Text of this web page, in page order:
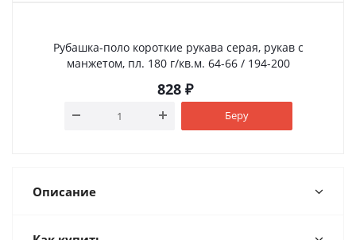
Рубашка-поло короткие рукава серая, рукав с
манжетом, пл. 180 г/кв.м. 64-66 / 194-200
828 ₽
Беру
Описание